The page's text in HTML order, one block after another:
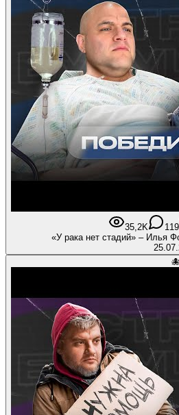
35,2K 119
«У рака нет стадий» – Илья